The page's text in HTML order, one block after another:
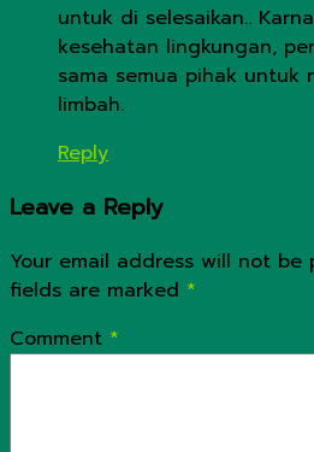
untuk di selesaikan..
kesehatan lingkungan,
sama semua pihak untuk
limbah.
Reply
Leave a Reply
Your email address will not be
fields are marked *
Comment *